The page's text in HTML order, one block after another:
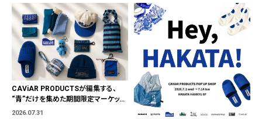
CAViAR PRODUCTSが編集する、
“青”だけを集めた期間限定マーケット
「BLUE MARKET」が横浜に。ブランド
2026.07.31